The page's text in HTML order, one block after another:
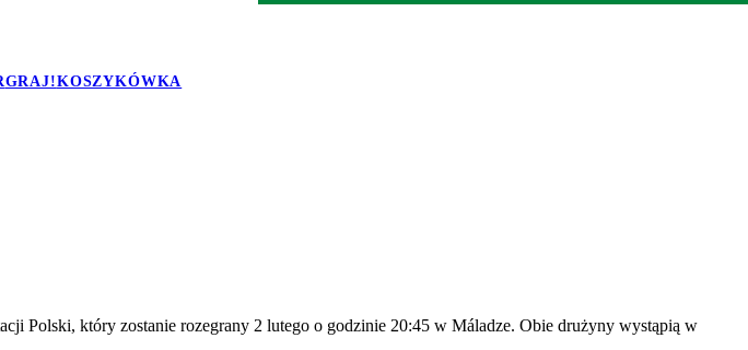
GRAJ!KOSZYKÓWKA
Polski, który zostanie rozegrany 2 lutego o godzinie 20:45 w Máladze. Obie drużyny wystąpią w